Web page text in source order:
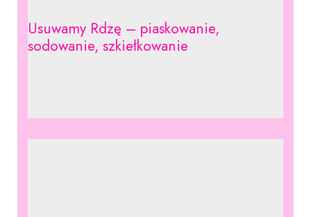
Usuwamy Rdzę – piaskowanie,
sodowanie, szkiełkowanie